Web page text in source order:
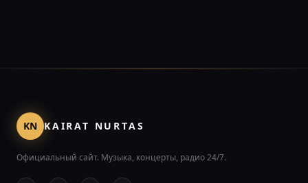
KN KAIRAT NURTAS
Официальный сайт. Музыка, концерты, радио 24/7.